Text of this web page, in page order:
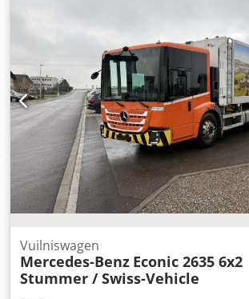
ABS, airconditioning, * 1. Gebruikte
voertuig * Vrachtwagenregistratie *
Rotopress * Kipper: Zöller Chodpjzl I
Bezichtiging alleen op afspraak. Fouten,
tussenverkoop voorbehouden.
Vuilniswagen
Mercedes-Benz Econic 2635 6x2
Stummer / Swiss-Vehicle